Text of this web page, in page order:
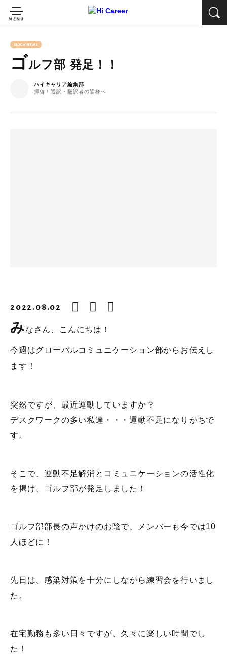
BLOG&NEWS
ゴルフ部 発足！！
ハイキャリア編集部
拝啓！通訳・翻訳者の皆様へ
2022.08.02
みなさん、こんにちは！
今週はグローバルコミュニケーション部からお伝えし
ます！
突然ですが、最近運動していますか？
デスクワークの多い私達・・・運動不足になりがちで
す。
そこで、運動不足解消とコミュニケーションの活性化
を掲げ、ゴルフ部が発足しました！
ゴルフ部部長の声かけのお陰で、メンバーも今では10
人ほどに！
先日は、感染対策を十分にしながら練習会を行いまし
た。
在宅勤務も多い日々ですが、久々に楽しい時間でし
た！